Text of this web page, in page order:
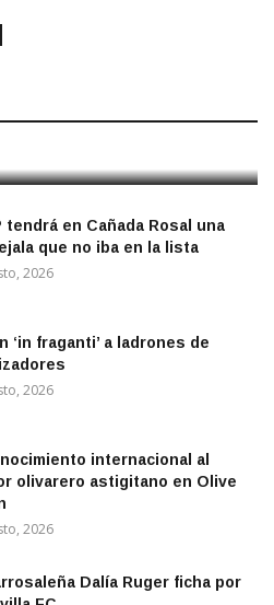
a Écija al Día
tendrá en Cañada Rosal una
que no iba en la lista
2026
‘in fraganti’ a ladrones de
2026
internacional al
olivarero astigitano en Olive
2026
Dalía Ruger ficha por